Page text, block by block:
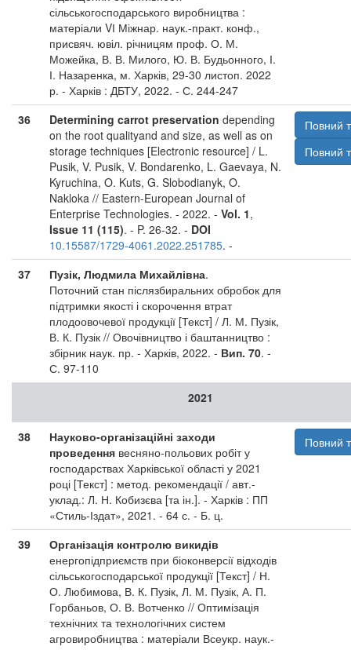
сільськогосподарського виробництва :
матеріали VІ Міжнар. наук.-практ. конф.,
присвяч. ювіл. річницям проф. О. М.
Можейка, В. В. Милого, Ю. В. Будьонного, І.
І. Назаренка, м. Харків, 29-30 листоп. 2022
р. - Харків : ДБТУ, 2022. - С. 244-247
36 Determining carrot preservation depending
on the root qualityand and size, as well as on
storage techniques [Electronic resource] / L.
Pusik, V. Pusik, V. Bondarenko, L. Gaevaya, N.
Kyruchina, O. Kuts, G. Slobodianyk, O.
Nakloka // Eastern-European Journal of
Enterprise Technologies. - 2022. - Vol. 1,
Issue 11 (115). - P. 26-32. - DOI
10.15587/1729-4061.2022.251785. -
Повний
Повний
37 Пузік, Людмила Михайлівна.
Поточний стан післязбиральних обробок для
підтримки якості і скорочення втрат
плодоовочевої продукції [Текст] / Л. М. Пузік,
В. К. Пузік // Овочівництво і баштанництво :
збірник наук. пр. - Харків, 2022. - Вип. 70. -
С. 97-110
2021
38
Науково-організаційні заходи
проведення весняно-польових робіт у
господарствах Харківської області у 2021
році [Текст] : метод. рекомендації / авт.-
уклад.: Л. Н. Кобизєва [та ін.]. - Харків : ПП
«Стиль-Іздат», 2021. - 64 с. - Б. ц.
Повний
39
Організація контролю викидів
енергопідприємств при біоконверсії відходів
сільськогосподарської продукції [Текст] / Н.
О. Любимова, В. К. Пузік, Л. М. Пузік, А. П.
Горбаньов, О. В. Вотченко // Оптимізація
технічних та технологічних систем
агровиробництва : матеріали Всеукр. наук.-